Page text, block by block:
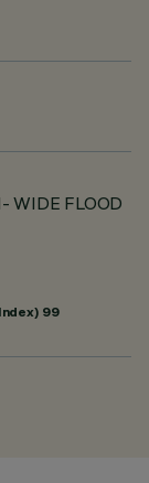
WIDE FLOOD
99